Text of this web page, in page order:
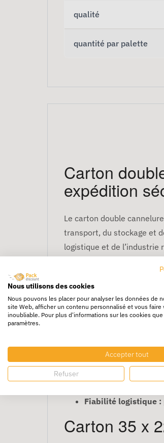
qualité
quantité par palette
Carton
expédition
Le carton double
transport, du stockage et
logistique et de
Conditionné en lot de 20
Une caisse
répétées. Il est
Haute résistance :
Fiabilité logistique :
Carton 35 x
Nous utilisons des cookies
Nous pouvons les placer pour analyser les données de
site Web, afficher un contenu personnalisé et vous faire
inoubliable. Pour plus d'informations sur les cookies
paramètres.
Accepter tout
Refuser